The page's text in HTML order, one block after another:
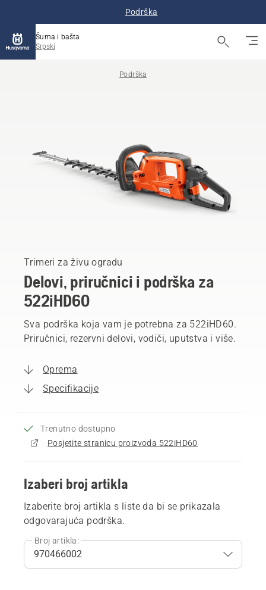
Podrška
Šuma i bašta
Srpski
Podrška
Trimeri za živu ogradu
Delovi, priručnici i podrška za
522iHD60
Sva podrška koja vam je potrebna za 522iHD60.
Priručnici, rezervni delovi, vodiči, uputstva i više.
Oprema
Specifikacije
Trenutno dostupno
Posjetite stranicu proizvoda 522iHD60
Izaberi broj artikla
Izaberite broj artikla s liste da bi se prikazala
odgovarajuća podrška.
Broj artikla: